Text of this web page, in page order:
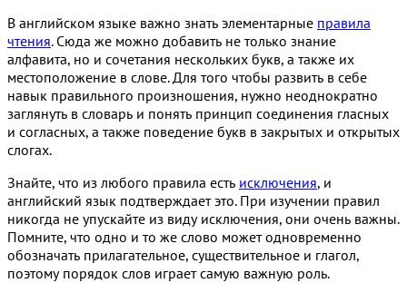
В английском языке важно знать элементарные правила
чтения. Сюда же можно добавить не только знание
алфавита, но и сочетания нескольких букв, а также их
местоположение в слове. Для того чтобы развить в себе
навык правильного произношения, нужно неоднократно
заглянуть в словарь и понять принцип соединения гласных
и согласных, а также поведение букв в закрытых и открытых
слогах.
Знайте, что из любого правила есть исключения, и
английский язык подтверждает это. При изучении правил
никогда не упускайте из виду исключения, они очень важны.
Помните, что одно и то же слово может одновременно
обозначать прилагательное, существительное и глагол,
поэтому порядок слов играет самую важную роль.